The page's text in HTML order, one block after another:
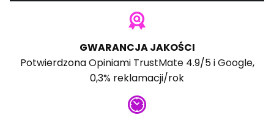
GWARANCJA JAKOŚCI
PotwierdzonaOpiniami TrustMate4.9/5 iGoogle,
0,3% reklamacji/rok